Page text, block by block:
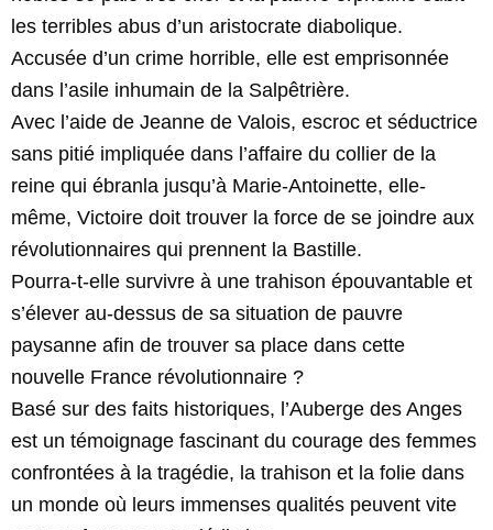
les terribles abus d’un aristocrate diabolique.
Accusée d’un crime horrible, elle est emprisonnée
dans l’asile inhumain de la Salpêtrière.
Avec l’aide de Jeanne de Valois, escroc et séductrice
sans pitié impliquée dans l’affaire du collier de la
reine qui ébranla jusqu’à Marie-Antoinette, elle-
même, Victoire doit trouver la force de se joindre aux
révolutionnaires qui prennent la Bastille.
Pourra-t-elle survivre à une trahison épouvantable et
s’élever au-dessus de sa situation de pauvre
paysanne afin de trouver sa place dans cette
nouvelle France révolutionnaire ?
Basé sur des faits historiques, l’Auberge des Anges
est un témoignage fascinant du courage des femmes
confrontées à la tragédie, la trahison et la folie dans
un monde où leurs immenses qualités peuvent vite